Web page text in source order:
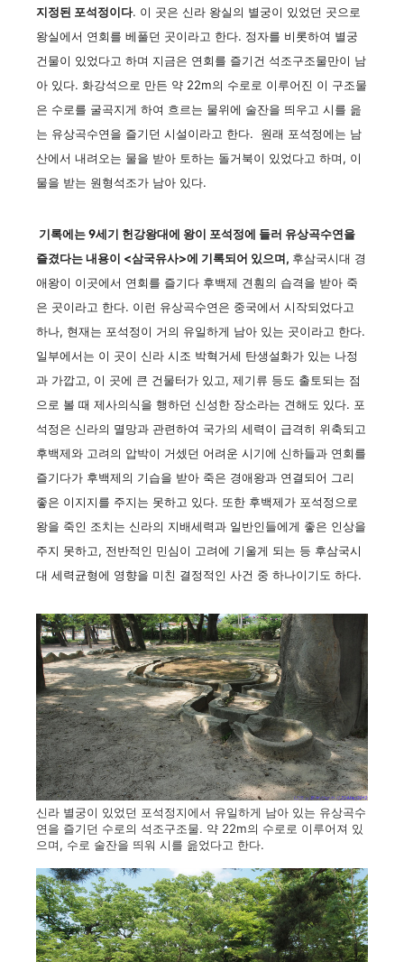
지정된 포석정이다. 이 곳은 신라 왕실의 별궁이 있었던 곳으로
왕실에서 연회를 베풀던 곳이라고 한다. 정자를 비롯하여 별궁
건물이 있었다고 하며 지금은 연회를 즐기건 석조구조물만이 남
아 있다. 화강석으로 만든 약 22m의 수로로 이루어진 이 구조물
은 수로를 굴곡지게 하여 흐르는 물위에 술잔을 띄우고 시를 읊
는 유상곡수연을 즐기던 시설이라고 한다. 원래 포석정에는 남
산에서 내려오는 물을 받아 토하는 돌거북이 있었다고 하며, 이
물을 받는 원형석조가 남아 있다.
기록에는 9세기 헌강왕대에 왕이 포석정에 들러 유상곡수연을
즐겼다는 내용이 <삼국유사>에 기록되어 있으며, 후삼국시대 경
애왕이 이곳에서 연회를 즐기다 후백제 견훤의 습격을 받아 죽
은 곳이라고 한다. 이런 유상곡수연은 중국에서 시작되었다고
하나, 현재는 포석정이 거의 유일하게 남아 있는 곳이라고 한다.
일부에서는 이 곳이 신라 시조 박혁거세 탄생설화가 있는 나정
과 가깝고, 이 곳에 큰 건물터가 있고, 제기류 등도 출토되는 점
으로 볼 때 제사의식을 행하던 신성한 장소라는 견해도 있다. 포
석정은 신라의 멸망과 관련하여 국가의 세력이 급격히 위축되고
후백제와 고려의 압박이 거셌던 어려운 시기에 신하들과 연회를
즐기다가 후백제의 기습을 받아 죽은 경애왕과 연결되어 그리
좋은 이지지를 주지는 못하고 있다. 또한 후백제가 포석정으로
왕을 죽인 조치는 신라의 지배세력과 일반인들에게 좋은 인상을
주지 못하고, 전반적인 민심이 고려에 기울게 되는 등 후삼국시
대 세력균형에 영향을 미친 결정적인 사건 중 하나이기도 하다.
신라 별궁이 있었던 포석정지에서 유일하게 남아 있는 유상곡수
연을 즐기던 수로의 석조구조물. 약 22m의 수로로 이루어져 있
으며, 수로 술잔을 띄워 시를 읊었다고 한다.